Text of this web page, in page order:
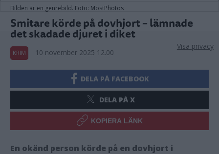
Bilden är en genrebild. Foto: MostPhotos
Smitare körde på dovhjort – lämnade
det skadade djuret i diket
KRIM 10 november 2025 12.00
DELA PÅ FACEBOOK
DELA PÅ X
KOPIERA LÄNK
En okänd person körde på en dovhjort i
Visa privacy